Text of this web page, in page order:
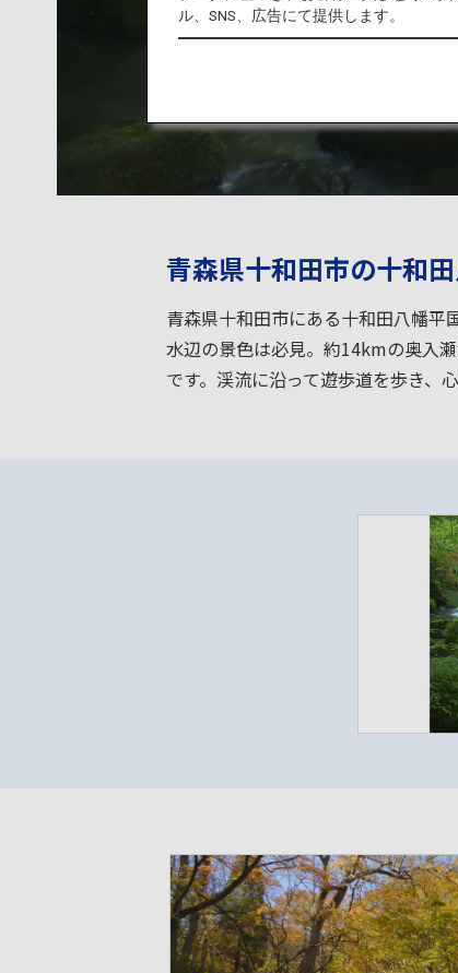
青森県十和田市の十和
青森県十和田市にある十和田八幡平
水辺の景色は必見。約14kmの奥入
です。渓流に沿って遊歩道を歩き、
ル、SNS、広告にて提供します。